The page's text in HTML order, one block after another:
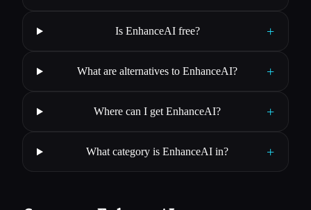
Is EnhanceAI free? +
What are alternatives to EnhanceAI? +
Where can I get EnhanceAI? +
What category is EnhanceAI in? +